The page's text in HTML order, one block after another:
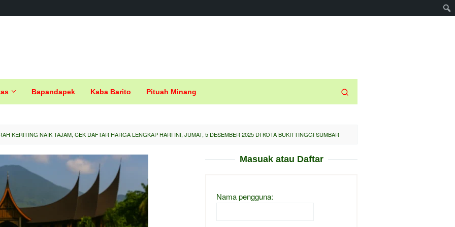
Bapandapek Kaba Barito Pituah Minang
KERITING NAIK TAJAM, CEK DAFTAR HARGA LENGKAP HARI INI, JUMAT, 5 DESEMBER 2025 DI KOTA BUKITTINGGI SUMBAR
Masuak atau Daftar
Nama pengguna: